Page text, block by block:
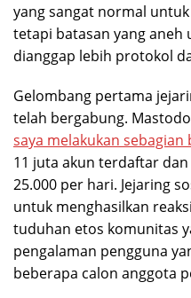
yang sangat normal
tetapi batasan yang aneh
dianggap lebih protokol
Gelombang pertama
telah bergabung.
saya melakukan sebagian
11 juta akun terdaftar
25.000 per hari. Jejaring
untuk menghasilkan
tuduhan etos komunitas
pengalaman pengguna
beberapa calon anggota